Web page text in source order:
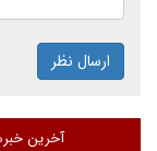
ارسال نظر
آخرین